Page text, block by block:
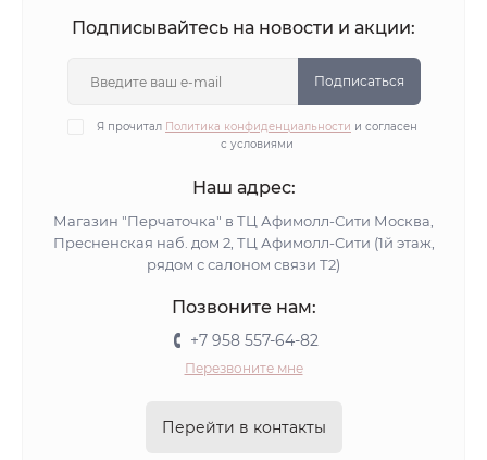
Подписывайтесь на новости и акции:
Подписаться
Я прочитал Политика конфиденциальности и согласен
с условиями
Наш адрес:
Магазин "Перчаточка" в ТЦ Афимолл-Сити Москва,
Пресненская наб. дом 2, ТЦ Афимолл-Сити (1й этаж,
рядом с салоном связи Т2)
Позвоните нам:
+7 958 557-64-82
Перезвоните мне
Перейти в контакты